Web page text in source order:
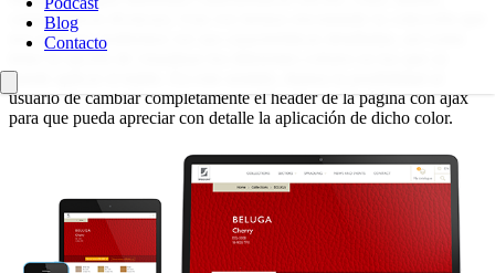
Blog
Contacto
características técnicas). Una vez hemos encontrado la colección que
nos interesa, podremos ver sus características detalladas, así como
puede aplicar el tejido. En este sentido, damos la posibilidad al
usuario de cambiar completamente el header de la página con ajax
para que pueda apreciar con detalle la aplicación de dicho color.